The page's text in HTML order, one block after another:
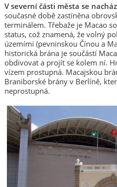
V severní části města se
současné době zastíněna
terminálem. Třebaže je Macao
status, což znamená, že volný
územími (pevninskou Čínou a
historická brána je součástí
obdivovat a projít se kolem ní.
vízem prostupná. Macajskou
Braniborské brány v Berlíně,
neprostupná.